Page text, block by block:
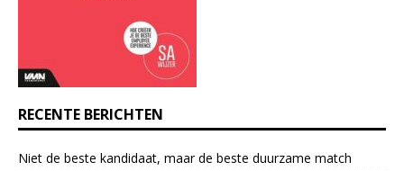
.
l
RECENTE BERICHTEN
Niet de beste kandidaat, maar de beste duurzame match